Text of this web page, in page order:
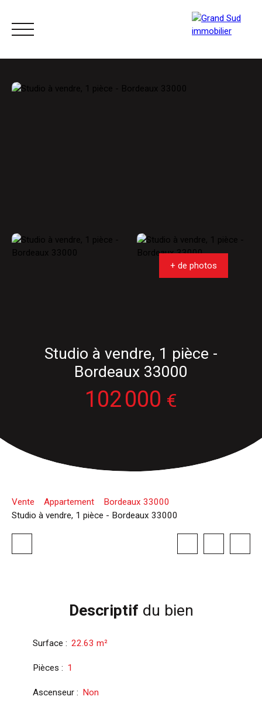
+ de photos
Studio à vendre, 1 pièce -
Bordeaux 33000
102 000 €
Vente Appartement
Bordeaux 33000
Studio à vendre, 1 pièce - Bordeaux 33000
Descriptif du bien
Surface : 22.63 m²
Pièces : 1
Ascenseur : Non